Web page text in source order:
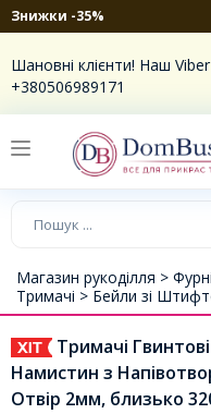
Знижки -35%
Шановні клієнти! Наш
+380506989171
Магазин рукоділля >
Тримачі > Бейли зі
Тримачі
Намистин з
Отвір 2мм, близько